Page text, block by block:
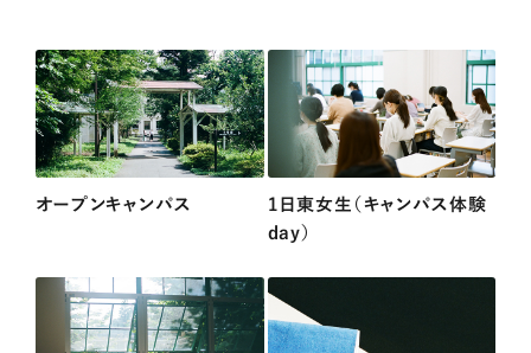
オープンキャンパス
1日東女生（キャンパス体験
day）